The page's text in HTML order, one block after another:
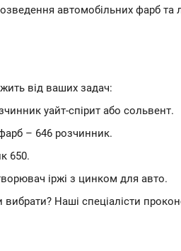
автомобільних фарб та
від ваших задач:
уайт-спірит або сольвент.
– 646 розчинник.
650.
іржі з цинком для авто.
Наші спеціалісти